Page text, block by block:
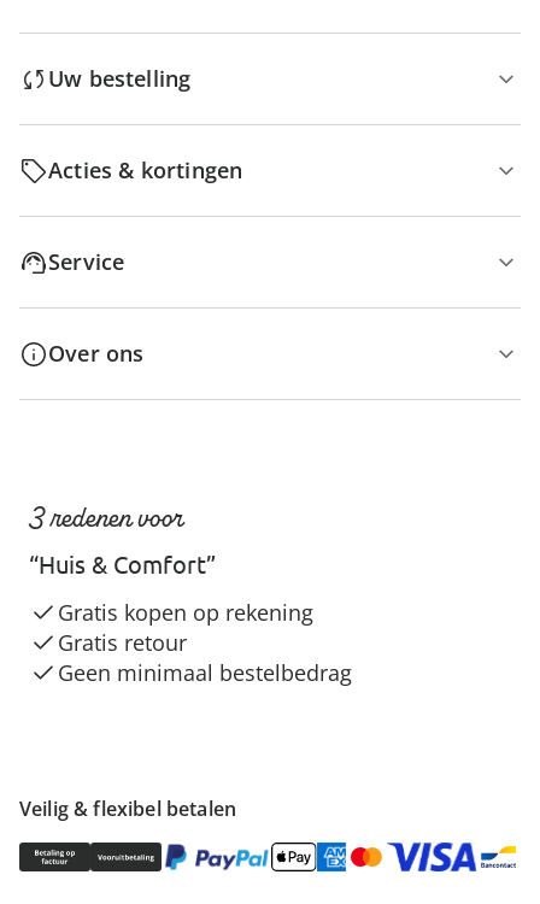
Uw bestelling
Acties & kortingen
Service
Over ons
Veilig & flexibel betalen
3 redenen voor
“Huis & Comfort”
Gratis kopen op rekening
Gratis retour
Geen minimaal bestelbedrag